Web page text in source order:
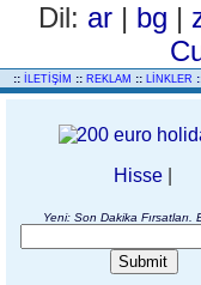
Dil: ar | bg |
:: İLETİŞİM :: REKLAM :: LİNKLER
Hisse
Yeni: Son Dakika Fırsatları.